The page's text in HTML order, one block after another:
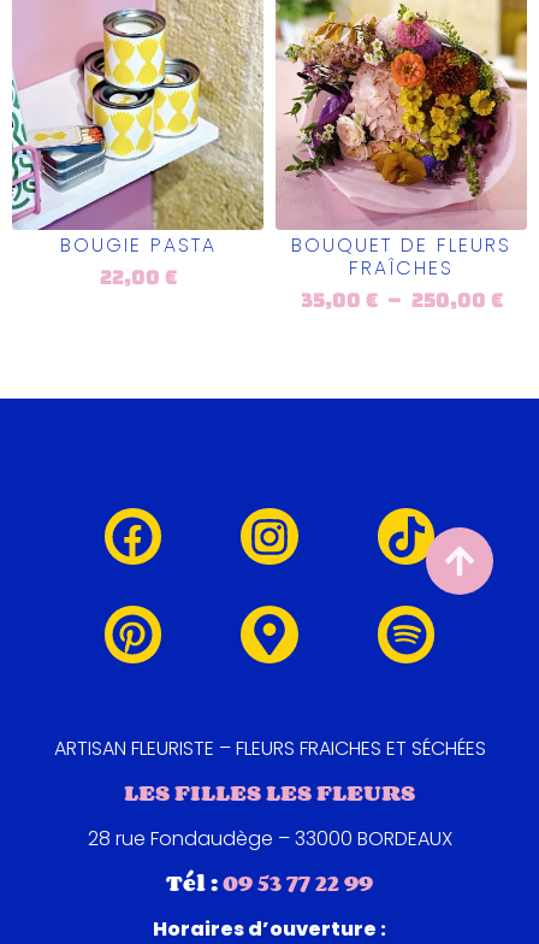
BOUGIE PASTA
22,00 €
BOUQUET DE FLEURS
FRAÎCHES
35,00 € – 250,00 €
ARTISAN FLEURISTE – FLEURS FRAICHES ET SÉCHÉES
LES FILLES LES FLEURS
28 rue Fondaudège – 33000 BORDEAUX
Tél :09 53 77 22 99
Horaires d’ouverture :